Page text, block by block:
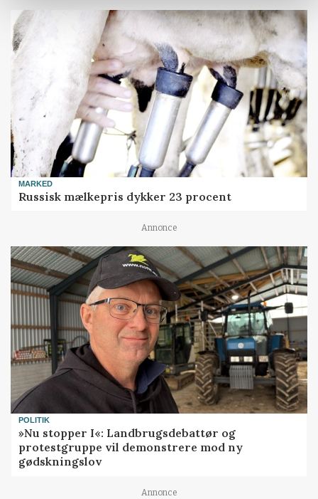
MARKED
Russisk mælkepris dykker 23 procent
Annonce
POLITIK
»Nu stopper I«: Landbrugsdebattør og
protestgruppe vil demonstrere mod ny
gødskningslov
Annonce